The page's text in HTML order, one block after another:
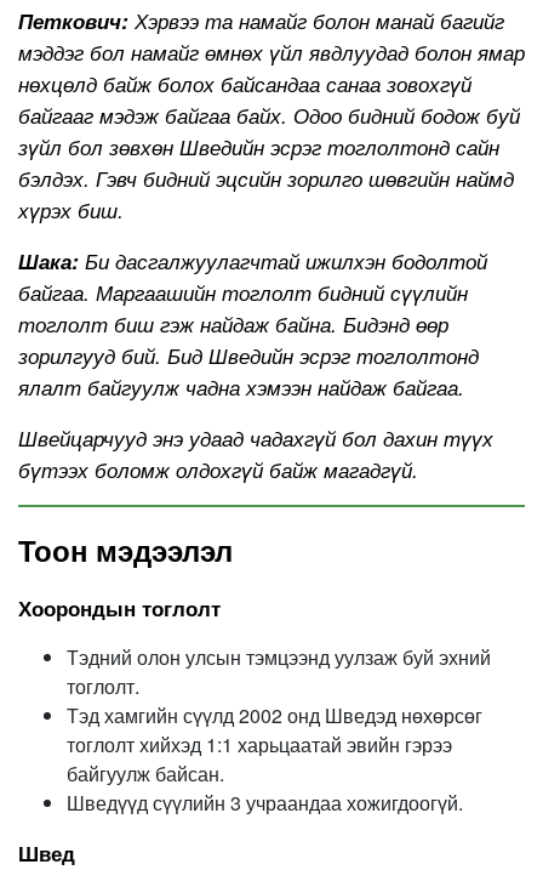
Петкович: Хэрвээ та намайг болон манай багийг
мэддэг бол намайг өмнөх үйл явдлуудад болон ямар
нөхцөлд байж болох байсандаа санаа зовохгүй
байгааг мэдэж байгаа байх. Одоо бидний бодож буй
зүйл бол зөвхөн Шведийн эсрэг тоглолтонд сайн
бэлдэх. Гэвч бидний эцсийн зорилго шөвгийн наймд
хүрэх биш.
Шака: Би дасгалжуулагчтай ижилхэн бодолтой
байгаа. Маргаашийн тоглолт бидний сүүлийн
тоглолт биш гэж найдаж байна. Бидэнд өөр
зорилгууд бий. Бид Шведийн эсрэг тоглолтонд
ялалт байгуулж чадна хэмээн найдаж байгаа.
Швейцарчууд энэ удаад чадахгүй бол дахин түүх
бүтээх боломж олдохгүй байж магадгүй.
Тоон мэдээлэл
Хоорондын тоглолт
Тэдний олон улсын тэмцээнд уулзаж буй эхний
тоглолт.
Тэд хамгийн сүүлд 2002 онд Шведэд нөхөрсөг
тоглолт хийхэд 1:1 харьцаатай эвийн гэрээ
байгуулж байсан.
Шведүүд сүүлийн 3 учраандаа хожигдоогүй.
Швед